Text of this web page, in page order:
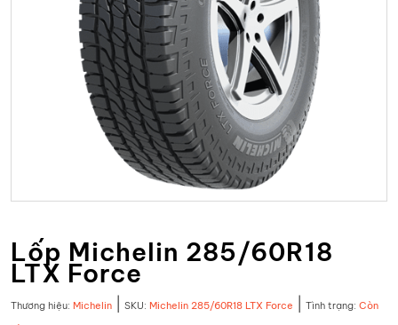
Lốp Michelin 285/60R18
LTX Force
Thương hiệu: Michelin SKU: Michelin 285/60R18 LTX Force Tình trạng: Còn